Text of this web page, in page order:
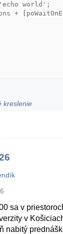
world';
+
kreslenie
sa v
v
nabitý